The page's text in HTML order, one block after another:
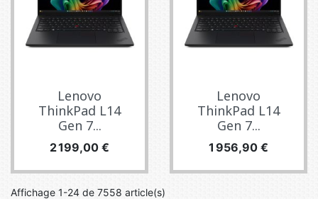
Lenovo
ThinkPad L14
Gen 7...
Prix
2 199,00 €
Lenovo
ThinkPad L14
Gen 7...
Prix
1 956,90 €
Affichage 1-24 de 7558 article(s)